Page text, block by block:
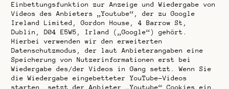
Einbettungsfunktion zur Anzeige und Wiedergabe von
Videos des Anbieters „Youtube“, der zu Google
Ireland Limited, Gordon House, 4 Barrow St,
Dublin, D04 E5W5, Irland („Google“) gehört.
Hierbei verwenden wir den erweiterten
Datenschutzmodus, der laut Anbieterangaben eine
Speicherung von Nutzerinformationen erst bei
Wiedergabe des/der Videos in Gang setzt. Wenn Sie
die Wiedergabe eingebetteter YouTube-Videos
starten, setzt der Anbieter „Youtube“ Cookies ein,